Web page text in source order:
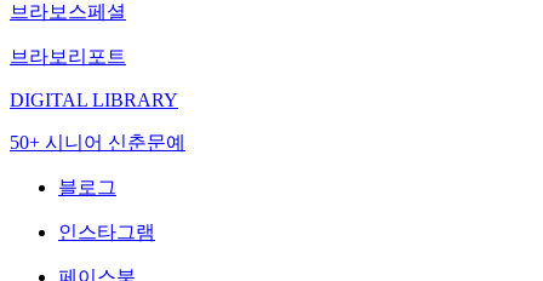
브라보스페셜
브라보리포트
DIGITAL LIBRARY
50+ 시니어 신춘문예
블로그
인스타그램